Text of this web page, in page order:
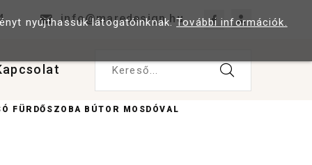
info@maredesign.hu
Kereső...
FÜRDŐSZOBA BÚTOR MOSDÓVAL
nyújthassuk látogatóinknak.További információk.